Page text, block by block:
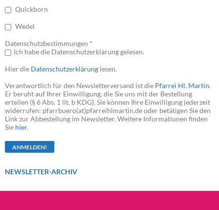
Quickborn
Wedel
Datenschutzbestimmungen *
Ich habe die Datenschutzerklärung gelesen.
Hier die Datenschutzerklärung lesen.
Verantwortlich für den Newsletterversand ist die Pfarrei Hl. Martin.
Er beruht auf Ihrer Einwilligung, die Sie uns mit der Bestellung
erteilen (§ 6 Abs. 1 lit. b KDG). Sie können Ihre Einwilligung jederzeit
widerrufen: pfarrbuero(at)pfarreihlmartin.de oder betätigen Sie den
Link zur Abbestellung im Newsletter. Weitere Informationen finden
Sie hier.
NEWSLETTER-ARCHIV